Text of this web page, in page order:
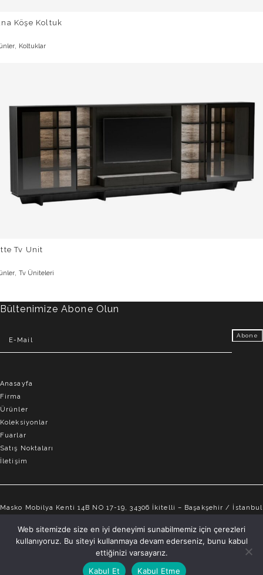
Köşe Koltuk
Koltuklar
Tv Unit
Tv Üniteleri
Bültenimize Abone Olun
Anasayfa
Firma
Ürünler
Koleksiyonlar
Fuarlar
Satış Noktaları
İletişim
Masko Mobilya Kenti 14B NO 17-19, 34306 İkitelli – Başakşehir / İstanbul
info@elvemobilya.com.tr
+90 542 651 88 18
Web sitemizde size en iyi deneyimi sunabilmemiz için çerezleri
kullanıyoruz. Bu siteyi kullanmaya devam ederseniz, bunu kabul
ettiğinizi varsayarız.
Kabul Et
Kabul Etme